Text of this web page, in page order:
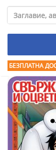
БЕЗПЛАТНА